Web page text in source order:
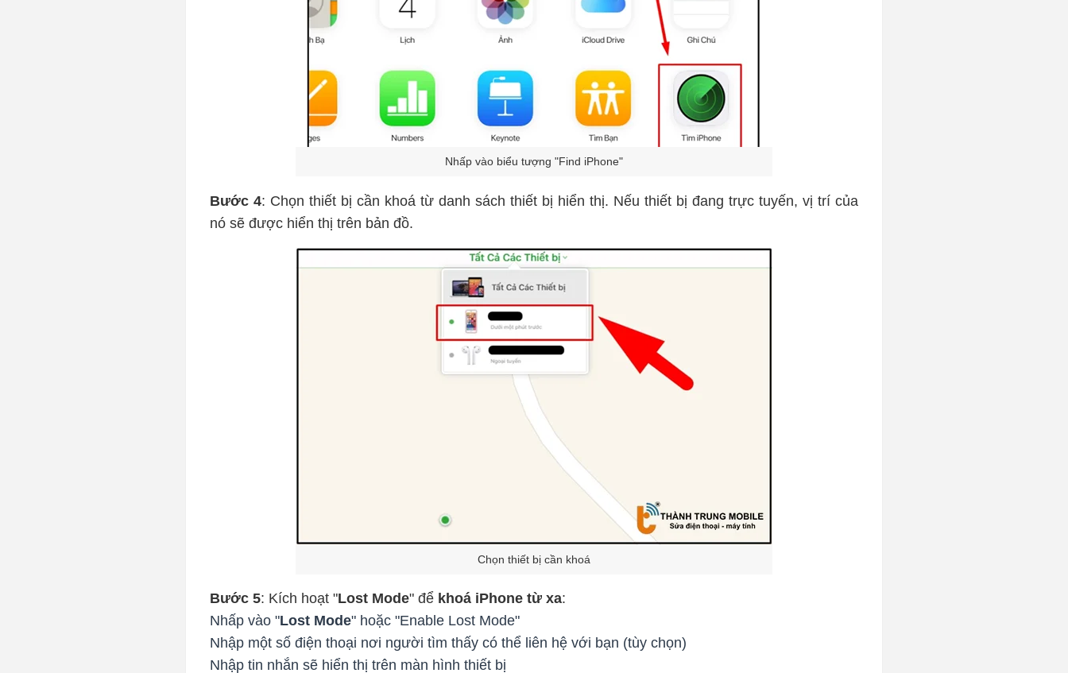
Nhấp vào biểu tượng "Find iPhone"
Bước 4: Chọn thiết bị cần khoá từ danh sách thiết bị hiển thị. Nếu thiết bị đang trực tuyến, vị trí của
nó sẽ được hiển thị trên bản đồ.
Chọn thiết bị cần khoá
Bước 5: Kích hoạt "Lost Mode" để khoá iPhone từ xa:
Nhấp vào "Lost Mode" hoặc "Enable Lost Mode"
Nhập một số điện thoại nơi người tìm thấy có thể liên hệ với bạn (tùy chọn)
Nhập tin nhắn sẽ hiển thị trên màn hình thiết bị